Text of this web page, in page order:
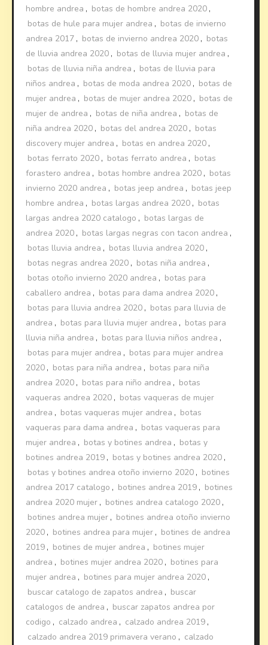
hombre andrea , botas de hombre andrea 2020 ,
botas de hule para mujer andrea , botas de invierno
andrea 2017 , botas de invierno andrea 2020 , botas
de lluvia andrea 2020 , botas de lluvia mujer andrea ,
botas de lluvia niña andrea , botas de lluvia para
niños andrea , botas de moda andrea 2020 , botas de
mujer andrea , botas de mujer andrea 2020 , botas de
mujer de andrea , botas de niña andrea , botas de
niña andrea 2020 , botas del andrea 2020 , botas
discovery mujer andrea , botas en andrea 2020 ,
botas ferrato 2020 , botas ferrato andrea , botas
forastero andrea , botas hombre andrea 2020 , botas
invierno 2020 andrea , botas jeep andrea , botas jeep
hombre andrea , botas largas andrea 2020 , botas
largas andrea 2020 catalogo , botas largas de
andrea 2020 , botas largas negras con tacon andrea ,
botas lluvia andrea , botas lluvia andrea 2020 ,
botas negras andrea 2020 , botas niña andrea ,
botas otoño invierno 2020 andrea , botas para
caballero andrea , botas para dama andrea 2020 ,
botas para lluvia andrea 2020 , botas para lluvia de
andrea , botas para lluvia mujer andrea , botas para
lluvia niña andrea , botas para lluvia niños andrea ,
botas para mujer andrea , botas para mujer andrea
2020 , botas para niña andrea , botas para niña
andrea 2020 , botas para niño andrea , botas
vaqueras andrea 2020 , botas vaqueras de mujer
andrea , botas vaqueras mujer andrea , botas
vaqueras para dama andrea , botas vaqueras para
mujer andrea , botas y botines andrea , botas y
botines andrea 2019 , botas y botines andrea 2020 ,
botas y botines andrea otoño invierno 2020 , botines
andrea 2017 catalogo , botines andrea 2019 , botines
andrea 2020 mujer , botines andrea catalogo 2020 ,
botines andrea mujer , botines andrea otoño invierno
2020 , botines andrea para mujer , botines de andrea
2019 , botines de mujer andrea , botines mujer
andrea , botines mujer andrea 2020 , botines para
mujer andrea , botines para mujer andrea 2020 ,
buscar catalogo de zapatos andrea , buscar
catalogos de andrea , buscar zapatos andrea por
codigo , calzado andrea , calzado andrea 2019 ,
calzado andrea 2019 primavera verano , calzado